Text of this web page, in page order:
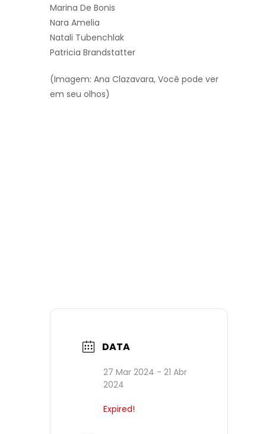
Marina De Bonis
Nara Amelia
Natali Tubenchlak
Patricia Brandstatter
(Imagem: Ana Clazavara, Você pode ver
em seu olhos)
DATA
27 Mar 2024 - 21 Abr
2024
Expired!